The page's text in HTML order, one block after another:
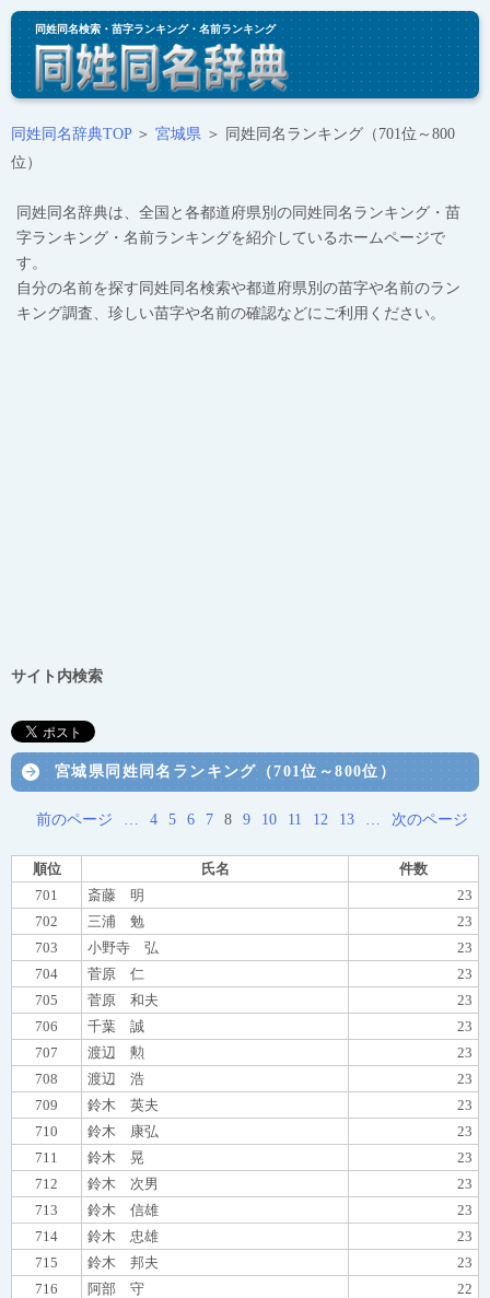
同姓同名検索・苗字ランキング・名前ランキング
同姓同名辞典TOP＞ 宮城県 ＞ 同姓同名ランキング（701位～800
位）
同姓同名辞典は、全国と各都道府県別の同姓同名ランキング・苗
字ランキング・名前ランキングを紹介しているホームページで
す。
自分の名前を探す同姓同名検索や都道府県別の苗字や名前のラン
キング調査、珍しい苗字や名前の確認などにご利用ください。
サイト内検索
宮城県同姓同名ランキング（701位～800位）
前のページ … 4 5 6 7 8 9 10 11 12 13 … 次のページ
順位 氏名
件数
701
斎藤 明
23
702
三浦 勉
23
703
小野寺 弘
23
704
菅原 仁
23
705
菅原 和夫
23
706
千葉 誠
23
707
渡辺 勲
23
708
渡辺 浩
23
709
鈴木 英夫
23
710
鈴木 康弘
23
711
鈴木 晃
23
712
鈴木 次男
23
713
鈴木 信雄
23
714
鈴木 忠雄
23
715
鈴木 邦夫
23
716
阿部 守
22